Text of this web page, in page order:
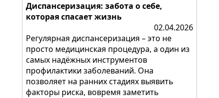
Диспансеризация: забота о себе,
которая спасает жизнь
02.04.2026
Регулярная диспансеризация – это не
просто медицинская процедура, а один из
самых надёжных инструментов
профилактики заболеваний. Она
позволяет на ранних стадиях выявить
факторы риска, вовремя заметить